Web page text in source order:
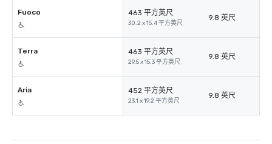
Fuoco 463 平方英尺
30.2 x 15.4 平方英尺
9.8 英尺
Terra 463 平方英尺
29.5 x 15.3 平方英尺
9.8 英尺
Aria 452 平方英尺
23.1 x 19.2 平方英尺
9.8 英尺